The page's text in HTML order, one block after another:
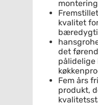
kvalitet
det
Fem års
produkt,